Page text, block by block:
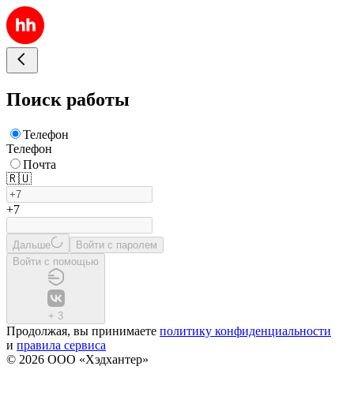
Поиск работы
Телефон
Телефон
Почта
🇷🇺
+7
Дальше
Войти с паролем
Войти с помощью
+ 3
Продолжая, вы принимаете политику конфиденциальности
и правила сервиса
© 2026 ООО «Хэдхантер»